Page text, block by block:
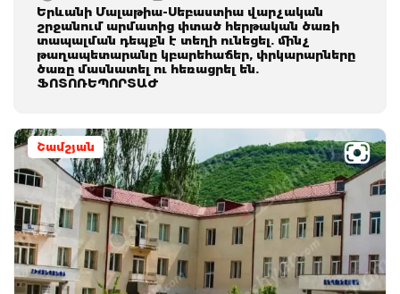
Երևանի Մալաթիա-Սեբաստիա վարչական
շրջանում արմատից փտած հերթական ծառի
տապալման դեպքն է տեղի ունեցել. մինչ
թաղապետարանը կբարեհաճեր, փրկարարները
ծառը մասնատել ու հեռացրել են.
ՖՈՏՈՌԵՊՈՐՏԱԺ
Շամշյան